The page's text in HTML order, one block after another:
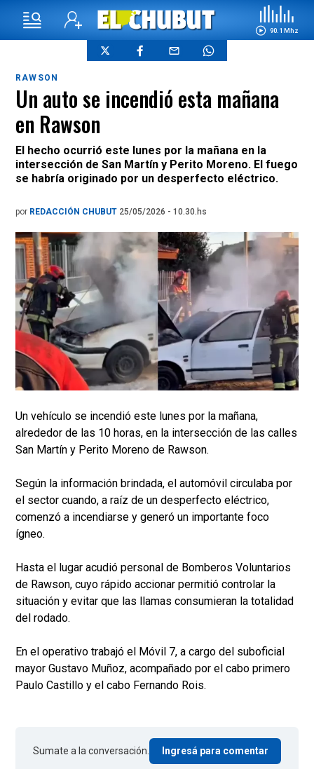
90.1 Mhz
RAWSON
Un auto se incendió esta mañana
en Rawson
El hecho ocurrió este lunes por la mañana en la
intersección de San Martín y Perito Moreno. El fuego
se habría originado por un desperfecto eléctrico.
por REDACCIÓN CHUBUT 25/05/2026 - 10.30.hs
Un vehículo se incendió este lunes por la mañana,
alrededor de las 10 horas, en la intersección de las calles
San Martín y Perito Moreno de Rawson.
Según la información brindada, el automóvil circulaba por
el sector cuando, a raíz de un desperfecto eléctrico,
comenzó a incendiarse y generó un importante foco
ígneo.
Hasta el lugar acudió personal de Bomberos Voluntarios
de Rawson, cuyo rápido accionar permitió controlar la
situación y evitar que las llamas consumieran la totalidad
del rodado.
En el operativo trabajó el Móvil 7, a cargo del suboficial
mayor Gustavo Muñoz, acompañado por el cabo primero
Paulo Castillo y el cabo Fernando Rois.
Sumate a la conversación. Ingresá para comentar